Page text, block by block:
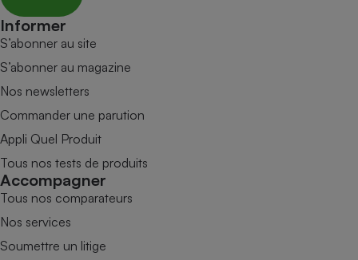
Informer
S’abonner au site
S’abonner au magazine
Nos newsletters
Commander une parution
Appli Quel Produit
Tous nos tests de produits
Accompagner
Tous nos comparateurs
Nos services
Soumettre un litige